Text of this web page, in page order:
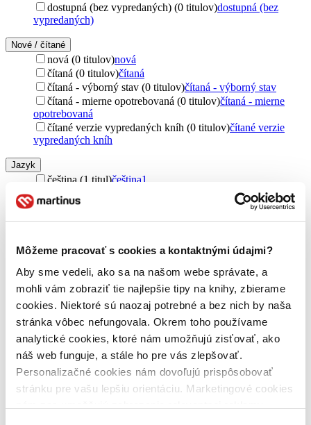
Môžeme pracovať s cookies a kontaktnými údajmi?
Aby sme vedeli, ako sa na našom webe správate, a
mohli vám zobraziť tie najlepšie tipy na knihy, zbierame
cookies. Niektoré sú naozaj potrebné a bez nich by naša
stránka vôbec nefungovala. Okrem toho používame
analytické cookies, ktoré nám umožňujú zisťovať, ako
náš web funguje, a stále ho pre vás zlepšovať.
Personalizačné cookies nám dovoľujú prispôsobovať
stránku pre vašu lepšiu orientáciu. Marketingové cookies
dostupná (bez vypredaných) (0 titulov)dostupná (bez
vypredaných)
Nové / čítané
nová (0 titulov)nová
čítaná (0 titulov)čítaná
čítaná - výborný stav (0 titulov)čítaná - výborný stav
čítaná - mierne opotrebovaná (0 titulov)čítaná - mierne
opotrebovaná
čítané verzie vypredaných kníh (0 titulov)čítané verzie
vypredaných kníh
Jazyk
čeština (1 titul)čeština1
Téma
zaujímavosti (1 titul)zaujímavosti1
Vydavateľstvo
Carpe Momentum (1 titul) Carpe Momentum
Väzba
brožovaná väzba (1 titul) brožovaná väzba1
Zúžiť výber
Zoradiť